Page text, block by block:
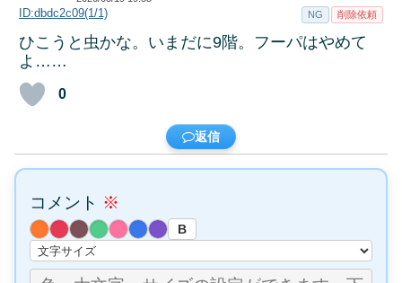
ID:dbdc2c09(1/1) NG 削除依頼
ひこうと虫かな。いまだに9階。フーパはやめて
よ……
0
返信
コメント ※
B